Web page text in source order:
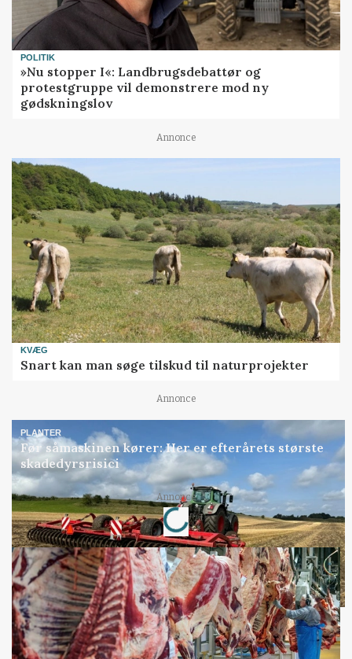
POLITIK
»Nu stopper I«: Landbrugsdebattør og
protestgruppe vil demonstrere mod ny
gødskningslov
Annonce
KVÆG
Snart kan man søge tilskud til naturprojekter
Annonce
PLANTER
Før såmaskinen kører: Her er efterårets største
skadedyrsrisici
Annonce
Loading...